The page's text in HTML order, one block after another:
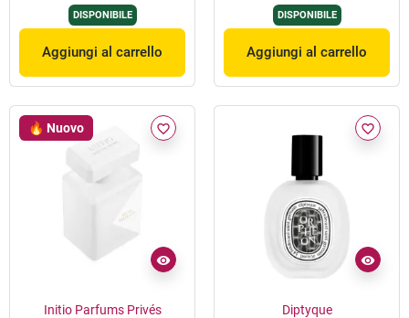
DISPONIBILE
Aggiungi al carrello
DISPONIBILE
Aggiungi al carrello
🔥 Nuovo favorite_border
Initio Parfums Privés
favorite_border
Diptyque